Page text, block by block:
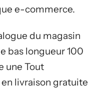
e-commerce.
du magasin
bas longueur 100
une Tout
livraison gratuite